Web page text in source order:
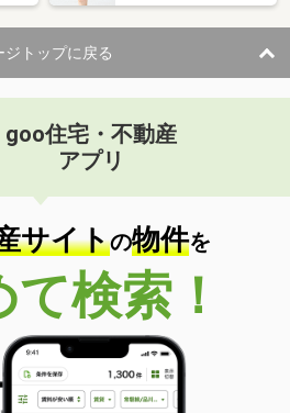
ジトップに戻る
goo住宅・不動産
アプリ
サイトの物件を
て検索！